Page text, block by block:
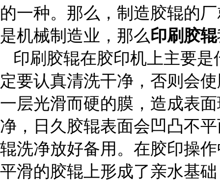
的一种。那么，制造胶辊的
是机械制造业，那么印刷胶辊
印刷胶辊在胶印机上主要是
定要认真清洗干净，否则会
一层光滑而硬的膜，造成表
净，日久胶辊表面会凹凸不
辊洗净放好备用。在胶印操
平滑的胶辊上形成了亲水基